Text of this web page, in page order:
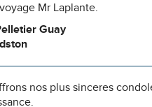
Mr Laplante.
Guay
nos plus sinceres